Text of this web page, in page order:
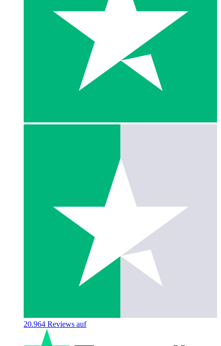
20.964 Reviews auf